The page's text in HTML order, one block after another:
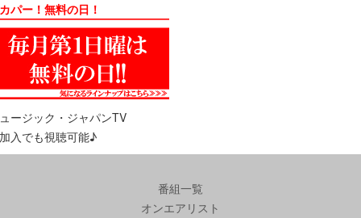
パー！無料の日！
ージック・ジャパンTV
入でも視聴可能♪
番組一覧
オンエアリスト